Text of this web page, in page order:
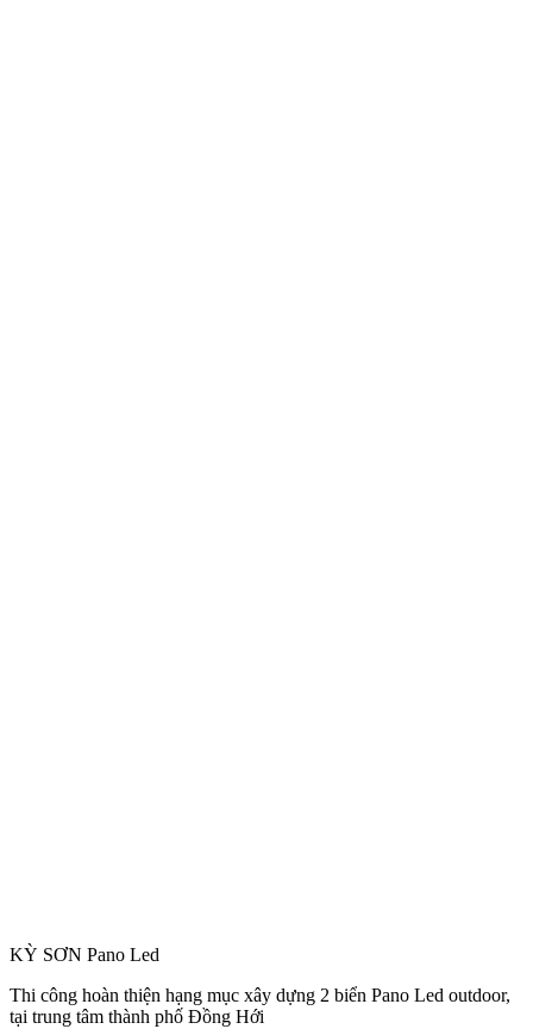
KỲ SƠN Pano Led
Thi công hoàn thiện hạng mục xây dựng 2 biển Pano Led outdoor,
tại trung tâm thành phố Đồng Hới